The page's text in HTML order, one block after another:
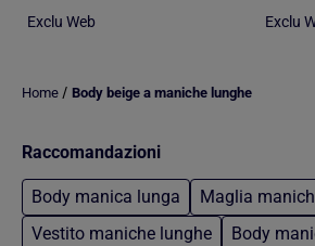
Exclu Web Exclu
Home / Body beige a maniche lunghe
Raccomandazioni
Body manica lunga
Maglia
Vestito maniche lunghe
Body